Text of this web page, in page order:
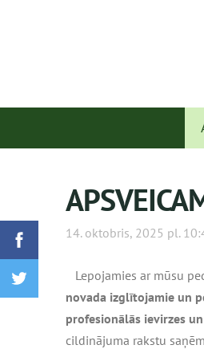
14. oktobris, 2025 pl.
Lepojamies ar mūsu
novada izglītojamie un
profesionālās ievirzes
cildinājuma rakstu